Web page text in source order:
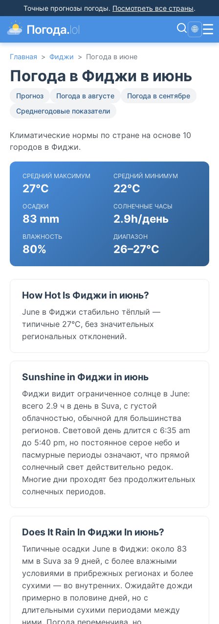
Точные прогнозы погоды. Посмотреть все страны.
Погода.lol 🌐 ☰
Главная > Фиджи > Погода в июне
Погода в Фиджи в июнь
Прогноз Погода в августе
Погода в сентябре
Среднегодовые показатели
Климатические нормы по стране на основе 10
городов в Фиджи.
СРЕДНИЙ МАКСИМУМ
27°C
СРЕДНИЙ МИНИМУМ
22°C
ОСАДКИ
83 mm
СОЛНЕЧНЫЕ ЧАСЫ
2.9h/день
ВЛАЖНОСТЬ
80%
ДИАПАЗОН
26–27°C
How Hot Is Фиджи in июнь?
June в Фиджи стабильно тёплый —
типичные 27°C, без значительных
региональных отклонений.
Sunshine in Фиджи in июнь
Фиджи видит ограниченное солнце в June:
всего 2.9 ч в день в Suva, с густой
облачностью, обычной для большинства
регионов. Световой день длится с 6:35 am
до 5:40 pm, но постоянное серое небо и
пасмурные периоды означают, что прямой
солнечный свет действительно редок.
Многие дни проходят без продолжительных
солнечных периодов.
Does It Rain In Фиджи In июнь?
Типичные осадки June в Фиджи: около 83
мм в Suva за 9 дней, с более влажными
условиями в прибрежных регионах и более
сухими — во внутренних. Ожидайте дожди
примерно в половине дней, но с
длительными сухими периодами между
ними. Погода переменчива, но